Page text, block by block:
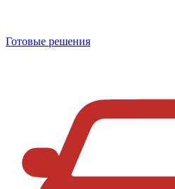
Готовые решения